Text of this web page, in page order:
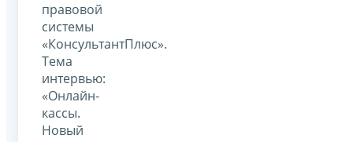
правовой
системы
«КонсультантПлюс».
Тема
интервью:
«Онлайн-
кассы.
Новый